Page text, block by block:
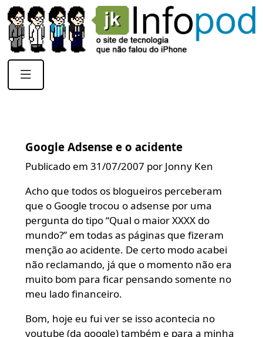
Google Adsense e o acidente
Publicado em 31/07/2007 por Jonny Ken
Acho que todos os blogueiros perceberam
que o Google trocou o adsense por uma
pergunta do tipo “Qual o maior XXXX do
mundo?” em todas as páginas que fizeram
menção ao acidente. De certo modo acabei
não reclamando, já que o momento não era
muito bom para ficar pensando somente no
meu lado financeiro.
Bom, hoje eu fui ver se isso acontecia no
youtube (da google) também e para a minha